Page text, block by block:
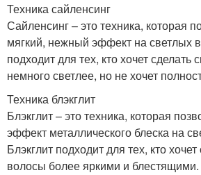
Техника сайленсинг
Сайленсинг – это техника, которая
мягкий, нежный эффект на светлых
подходит для тех, кто хочет сделать
немного светлее, но не хочет
Техника блэкглит
Блэкглит – это техника, которая
эффект металлического блеска на
Блэкглит подходит для тех, кто
волосы более яркими и блестящими.